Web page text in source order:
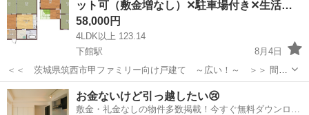
共有井戸です。 内見時に現況...
ット可（敷金増なし）✕駐車場付き✕生活…
58,000円
4LDK以上 123.14
下館駅
8月4日
＜＜ 茨城県筑西市甲ファミリー向け戸建て ～広い！～ ＞＞ 間取
り/面積 5DK 約123.14㎡ 駐車場2台可 〒308-0021 茨城県筑西市甲３１
０−７ ◆◆初期費用なし！！ 契約月はフリーレント！◆◆ ...
茨城 筑西市 下館駅 一戸建て 初期
お金ないけど引っ越したい😢
敷金・礼金なしの物件多数掲載！今すぐ無料ダウンロー